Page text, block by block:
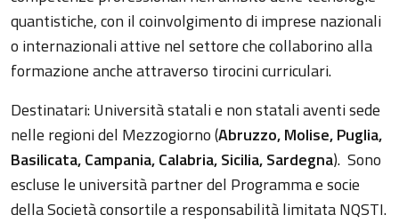
quantistiche, con il coinvolgimento di imprese nazionali
o internazionali attive nel settore che collaborino alla
formazione anche attraverso tirocini curriculari.
Destinatari: Università statali e non statali aventi sede
nelle regioni del Mezzogiorno (Abruzzo, Molise, Puglia,
Basilicata, Campania, Calabria, Sicilia, Sardegna). Sono
escluse le università partner del Programma e socie
della Società consortile a responsabilità limitata NQSTI.